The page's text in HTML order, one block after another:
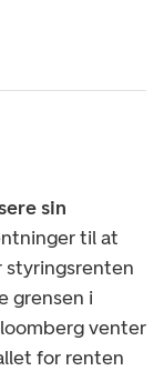
sin
til at
styringsrenten
grensen i
venter
for renten